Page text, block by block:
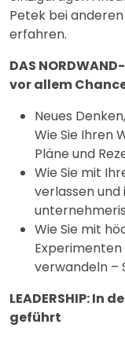
Petek bei
erfahren.
DAS
vor allem
Neues
Wie Sie Ihren
Pläne und
Wie Sie mit
verlassen
Wie Sie mit
Experimenten
verwandeln –
LEADERSHIP: In
geführt